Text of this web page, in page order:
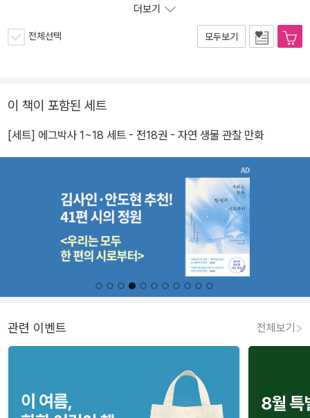
더보기
전체선택 모두보기
이 책이 포함된 세트
[세트] 에그박사 1~18 세트 - 전18권 - 자연 생물 관찰 만화
관련 이벤트 전체보기